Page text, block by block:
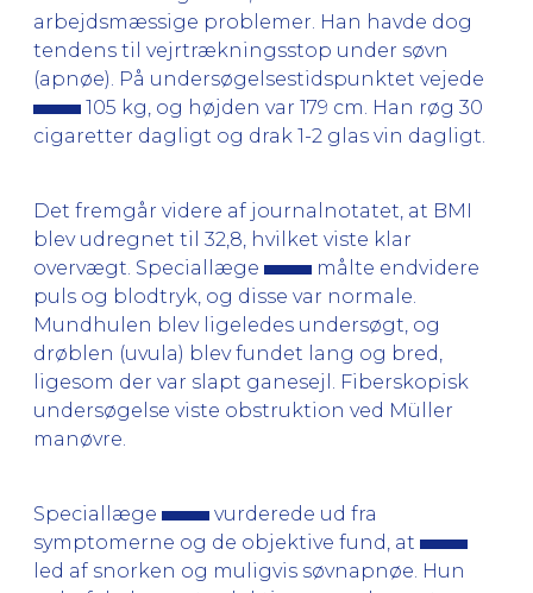
arbejdsmæssige problemer. Han havde dog
tendens til vejrtrækningsstop under søvn
(apnøe). På undersøgelsestidspunktet vejede
105 kg, og højden var 179 cm. Han røg 30
cigaretter dagligt og drak 1-2 glas vin dagligt.
Det fremgår videre af journalnotatet, at BMI
blev udregnet til 32,8, hvilket viste klar
overvægt. Speciallæge
målte endvidere
puls og blodtryk, og disse var normale.
Mundhulen blev ligeledes undersøgt, og
drøblen (uvula) blev fundet lang og bred,
ligesom der var slapt ganesejl. Fiberskopisk
undersøgelse viste obstruktion ved Müller
manøvre.
Speciallæge
vurderede ud fra
symptomerne og de objektive fund, at
led af snorken og muligvis søvnapnøe. Hun